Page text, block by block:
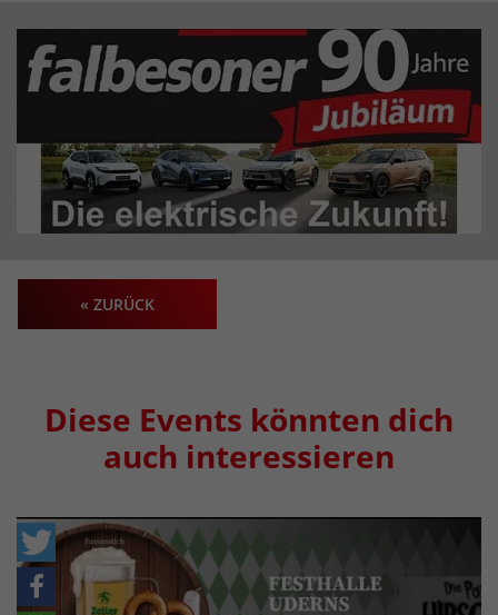
« ZURÜCK
Diese Events könnten dich
auch interessieren